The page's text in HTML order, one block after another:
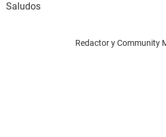
Saludos
Redactor y Community